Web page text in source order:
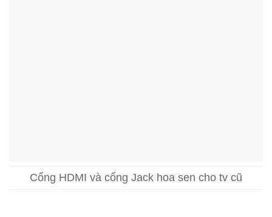
Cổng HDMI và cổng Jack hoa sen cho tv cũ